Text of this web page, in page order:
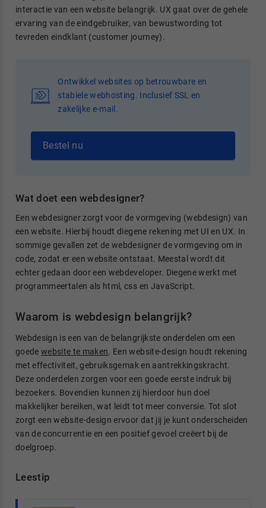
interactie van een website belangrijk. UX gaat over de gehele
ervaring van de eindgebruiker, van bewustwording tot
tevreden eindklant (customer journey).
Ontwikkel websites op betrouwbare en
stabiele webhosting. Inclusief SSL en
zakelijke e-mail.
Bestel nu
Wat doet een webdesigner?
Een webdesigner zorgt voor de vormgeving (webdesign) van
een website. Hierbij houdt diegene rekening met UI en UX. In
sommige gevallen zet de webdesigner de vormgeving om in
code, zodat er een website ontstaat. Meestal wordt dit
echter gedaan door een webdeveloper. Diegene werkt met
programmeertalen als html, css en JavaScript.
Waarom is webdesign belangrijk?
Webdesign is een van de belangrijkste onderdelen om een
goedewebsite te maken. Een website-design houdt rekening
met effectiviteit, gebruiksgemak en aantrekkingskracht.
Deze onderdelen zorgen voor een goede eerste indruk bij
bezoekers. Bovendien kunnen zij hierdoor hun doel
makkelijker bereiken, wat leidt tot meer conversie. Tot slot
zorgt een website-design ervoor dat jij je kunt onderscheiden
van de concurrentie en een positief gevoel creëert bij de
doelgroep.
Leestip